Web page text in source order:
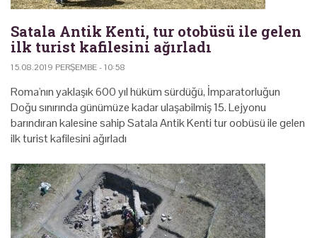
Satala Antik Kenti, tur otobüsü ile gelen
ilk turist kafilesini ağırladı
15.08.2019 PERŞEMBE - 10:58
Roma'nın yaklaşık 600 yıl hüküm sürdüğü, İmparatorluğun
Doğu sınırında günümüze kadar ulaşabilmiş 15. Lejyonu
barındıran kalesine sahip Satala Antik Kenti tur oobüsü ile gelen
ilk turist kafilesini ağırladı